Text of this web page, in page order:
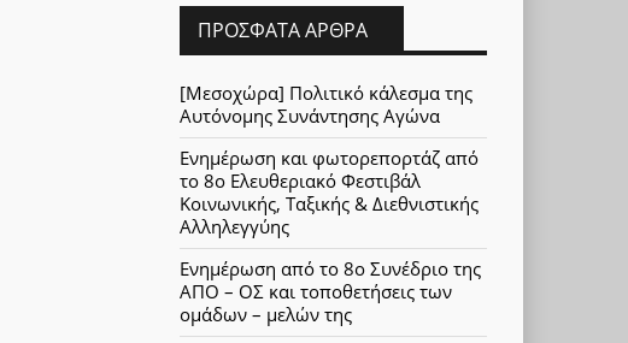
ΠΡΌΣΦΑΤΑ ΆΡΘΡΑ
[Μεσοχώρα] Πολιτικό κάλεσμα της
Αυτόνομης Συνάντησης Αγώνα
Ενημέρωση και φωτορεπορτάζ από
το 8ο Ελευθεριακό Φεστιβάλ
Κοινωνικής, Ταξικής & Διεθνιστικής
Αλληλεγγύης
Ενημέρωση από το 8ο Συνέδριο της
ΑΠΟ – ΟΣ και τοποθετήσεις των
ομάδων – μελών της